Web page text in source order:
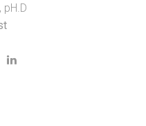
pH.D